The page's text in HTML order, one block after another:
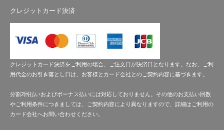
クレジットカード決済
クレジットカード決済をご利用の場合、ご注文日が決済日となります。なお、ご利
用代金のお引き落とし日は、お客様とカード会社とのご契約内容に基づきます。
分割2回払いおよびボーナス払いには対応しておりません。その他のお支払い回数
やご利用条件につきましては、ご契約内容により異なりますので、詳細はご利用の
カード会社へお問い合わせください。